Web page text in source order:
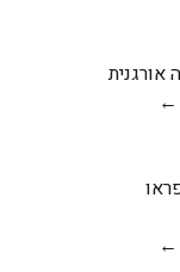
אורגנית
←
←